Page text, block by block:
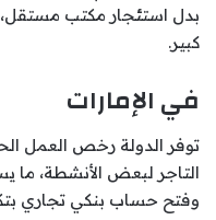
بدل استئجار مكتب مستقل،
كبير.
في الإمارات
التاجر لبعض الأنشطة، ما
وفتح حساب بنكي تجاري